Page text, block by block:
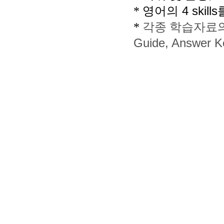
* 영어의 4 skills
* 각종 학습자료
Guide, Answer